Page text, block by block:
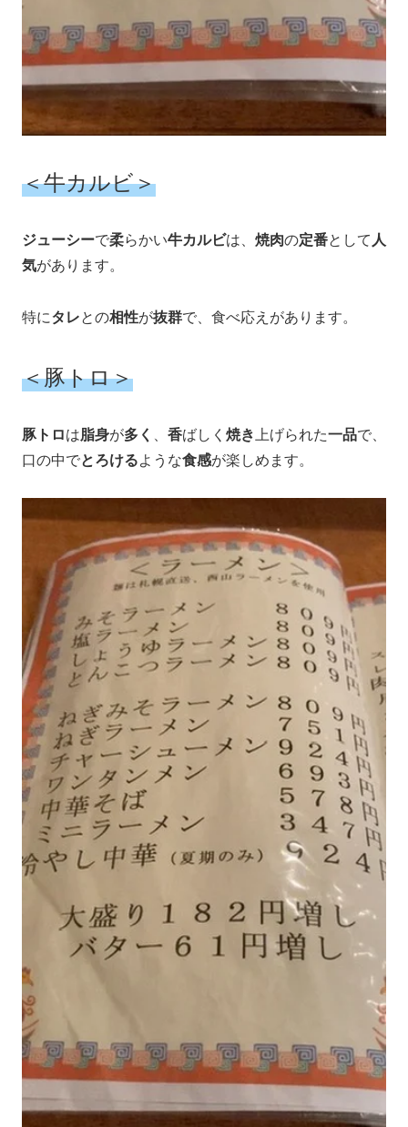
＜牛カルビ＞
ジューシーで柔らかい牛カルビは、 焼肉の定番として人
気があります。
特にタレとの相性が抜群で、食べ応えがあります。
＜豚トロ＞
豚トロは脂身が多く 香ばしく 焼き 上げられた一品で、
口の中でとろけるような食感が楽しめます。